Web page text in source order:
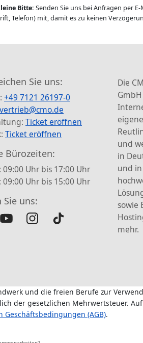
Bitte: Senden Sie uns bei Anfragen per
Telefon) mit, damit es zu keinen
Sie uns:
+49 7121 26197-0
vertrieb@cmo.de
Ticket eröffnen
Ticket eröffnen
Bürozeiten:
09:00 Uhr bis 17:00 Uhr
09:00 Uhr bis 15:00 Uhr
Sie uns:
Die
und
in
und
sowie
mehr.
und die freien Berufe zur
der gesetzlichen Mehrwertsteuer.
Geschäftsbedingungen (AGB).